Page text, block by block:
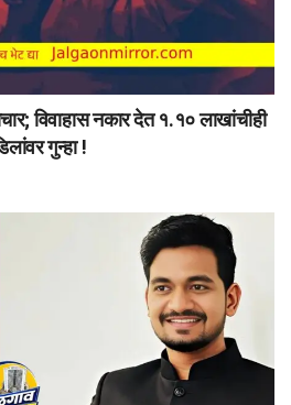
विवाहास नकार देत १.१० लाखांचीही
गुन्हा !